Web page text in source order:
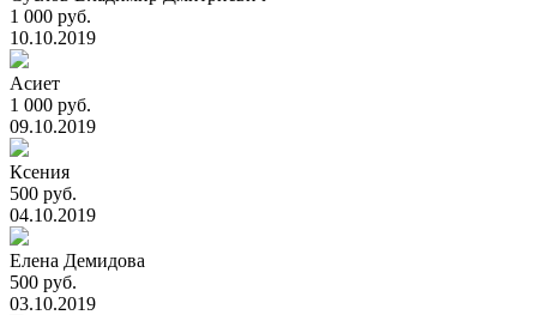
1 000 руб.
10.10.2019
Асиет
1 000 руб.
09.10.2019
Ксения
500 руб.
04.10.2019
Елена Демидова
500 руб.
03.10.2019